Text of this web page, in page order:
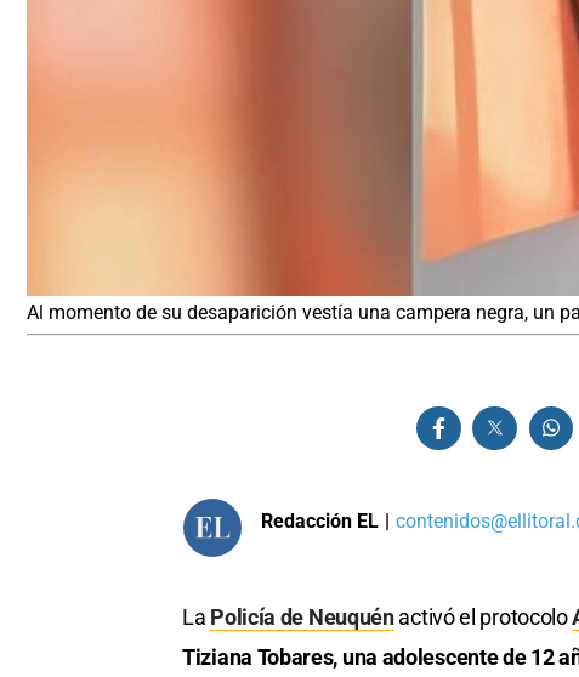
Al momento de su desaparición vestía una campera negra, un
Redacción EL |
La Policía de Neuquénactivó el protocolo
Tiziana Tobares, una adolescente de 12